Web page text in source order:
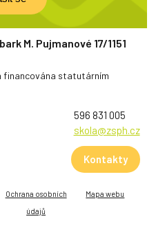
M. Pujmanové 17/1151
financována statutárním
596 831 005
skola@zsph.cz
Kontakty
Ochrana osobních
údajů
Mapa webu